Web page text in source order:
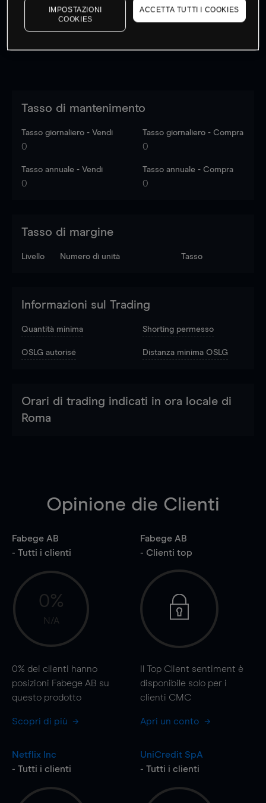
Log into see latest market data
Tasso di mantenimento
Tasso giornaliero - Vendi
0
Tasso giornaliero - Compra
0
Tasso annuale - Vendi
0
Tasso annuale - Compra
0
Tasso di margine
Livello Numero di unità Tasso
Informazioni sul Trading
Quantità minima Shorting permesso
OSLG autorisé Distanza minima OSLG
Orari di trading indicati in ora locale di
Roma
Opinione die Clienti
Fabege AB
- Tutti i clienti
0%
N/A
0% dei clienti hanno
posizioni Fabege AB su
questo prodotto
Scopri di più
Fabege AB
- Clienti top
Il Top Client sentiment è
disponibile solo per i
clienti CMC
Apri un conto
Netflix Inc
- Tutti i clienti
UniCredit SpA
- Tutti i clienti
IMPOSTAZIONI
COOKIES
ACCETTA TUTTI I COOKIES